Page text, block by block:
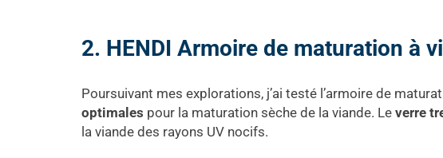
2. HENDI Armoire de maturation à
Poursuivant mes explorations, j’ai testé l’armoire de
optimales pour la maturation sèche de la viande. Le verre
la viande des rayons UV nocifs.